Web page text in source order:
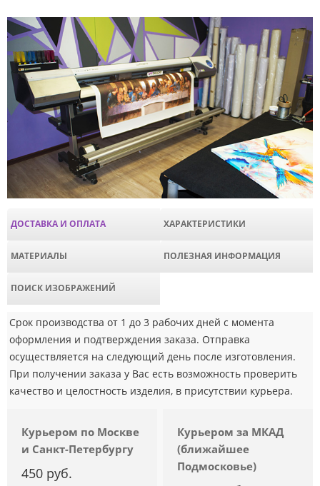
ДОСТАВКА И ОПЛАТА ХАРАКТЕРИСТИКИ
МАТЕРИАЛЫ ПОЛЕЗНАЯ ИНФОРМАЦИЯ
ПОИСК ИЗОБРАЖЕНИЙ
Срок производства от 1 до 3 рабочих дней с момента
оформления и подтверждения заказа. Отправка
осуществляется на следующий день после изготовления.
При получении заказа у Вас есть возможность проверить
качество и целостность изделия, в присутствии курьера.
Курьером по Москве
и Санкт-Петербургу
450 руб.
Курьером за МКАД
(ближайшее
Подмосковье)